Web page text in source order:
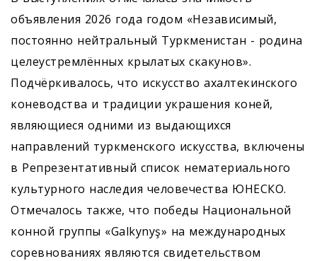
объявления 2026 года годом «Независимый,
постоянно нейтральный Туркменистан - родина
целеустремлённых крылатых скакунов».
Подчёркивалось, что искусство ахалтекинского
коневодства и традиции украшения коней,
являющиеся одними из выдающихся
направлений туркменского искусства, включены
в Репрезентативный список нематериального
культурного наследия человечества ЮНЕСКО.
Отмечалось также, что победы Национальной
конной группы «Galkynyş» на международных
соревнованиях являются свидетельством